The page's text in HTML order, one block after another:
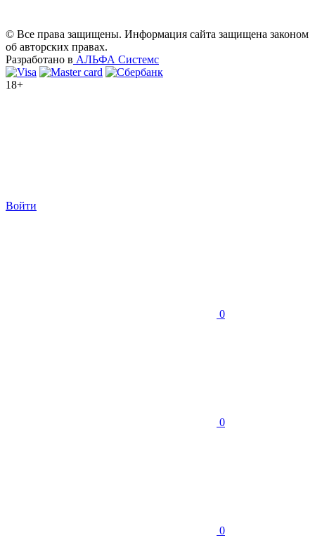
© Все права защищены. Информация сайта защищена законом
об авторских правах.
Разработано в АЛЬФА Системс
18+
Войти
0
0
0